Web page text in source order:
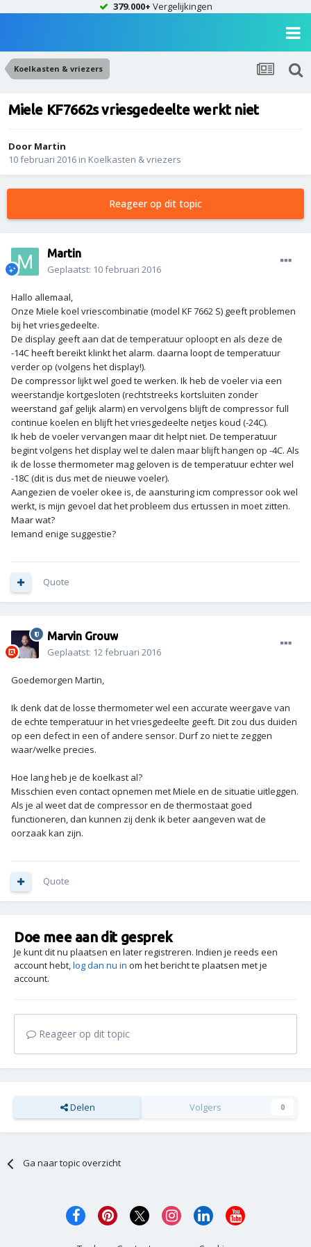
379.000+ Vergelijkingen
Koelkasten & vriezers
Miele KF7662s vriesgedeelte werkt niet
Door Martin
10 februari 2016 in Koelkasten & vriezers
Reageer op dit topic
Martin
Geplaatst: 10 februari 2016
Hallo allemaal,
Onze Miele koel vriescombinatie (model KF 7662 S) geeft problemen
bij het vriesgedeelte.
De display geeft aan dat de temperatuur oploopt en als deze de
-14C heeft bereikt klinkt het alarm. daarna loopt de temperatuur
verder op (volgens het display!).
De compressor lijkt wel goed te werken. Ik heb de voeler via een
weerstandje kortgesloten (rechtstreeks kortsluiten zonder
weerstand gaf gelijk alarm) en vervolgens blijft de compressor full
continue koelen en blijft het vriesgedeelte netjes koud (-24C).
Ik heb de voeler vervangen maar dit helpt niet. De temperatuur
begint volgens het display wel te dalen maar blijft hangen op -4C. Als
ik de losse thermometer mag geloven is de temperatuur echter wel
-18C (dit is dus met de nieuwe voeler).
Aangezien de voeler okee is, de aansturing icm compressor ook wel
werkt, is mijn gevoel dat het probleem dus ertussen in moet zitten.
Maar wat?
Iemand enige suggestie?
Quote
Marvin Grouw
Geplaatst: 12 februari 2016
Goedemorgen Martin,
Ik denk dat de losse thermometer wel een accurate weergave van
de echte temperatuur in het vriesgedeelte geeft. Dit zou dus duiden
op een defect in een of andere sensor. Durf zo niet te zeggen
waar/welke precies.
Hoe lang heb je de koelkast al?
Misschien even contact opnemen met Miele en de situatie uitleggen.
Als je al weet dat de compressor en de thermostaat goed
functioneren, dan kunnen zij denk ik beter aangeven wat de
oorzaak kan zijn.
Quote
Doe mee aan dit gesprek
Je kunt dit nu plaatsen en later registreren. Indien je reeds een
account hebt,log dan nu in om het bericht te plaatsen met je
account.
Reageer op dit topic
Delen Volgers 0
Ga naar topic overzicht